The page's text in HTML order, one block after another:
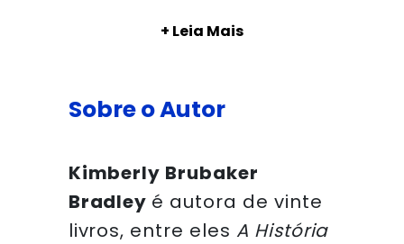
+ Leia Mais
Sobre o Autor
Kimberly Brubaker
Bradley é autora de vinte
livros, entre eles A História